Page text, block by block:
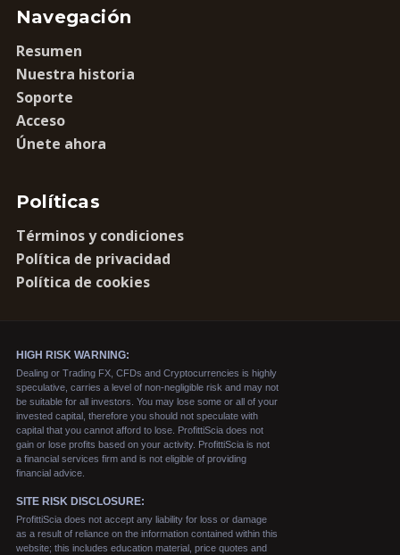
Navegación
Resumen
Nuestra historia
Soporte
Acceso
Únete ahora
Políticas
Términos y condiciones
Política de privacidad
Política de cookies